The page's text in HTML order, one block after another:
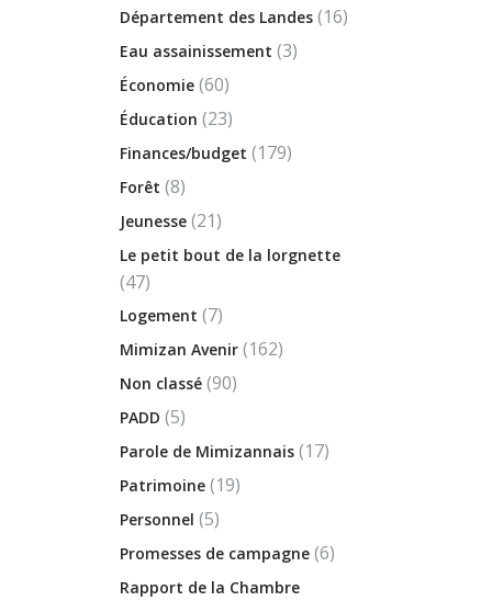
Département des Landes (16)
Eau assainissement (3)
Économie (60)
Éducation (23)
Finances/budget (179)
Forêt (8)
Jeunesse (21)
Le petit bout de la lorgnette
(47)
Logement (7)
Mimizan Avenir (162)
Non classé (90)
PADD (5)
Parole de Mimizannais (17)
Patrimoine (19)
Personnel (5)
Promesses de campagne (6)
Rapport de la Chambre